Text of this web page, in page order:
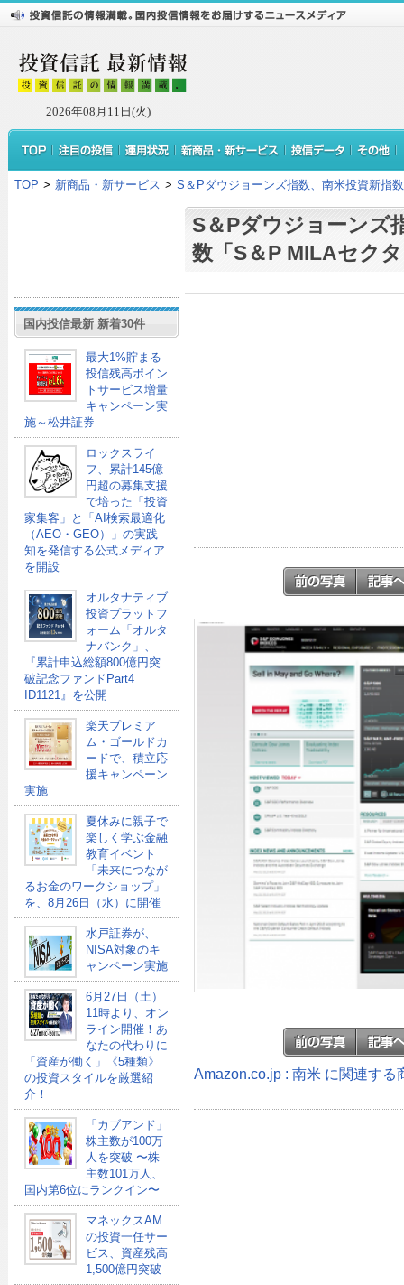
2026年08月11日(火)
TOP > 新商品・新サービス > S＆Pダウジョーンズ指数、南米投資新指
国内投信最新 新着30件
最大1%貯まる
投信残高ポイン
トサービス増量
キャンペーン実
施～松井証券
ロックスライ
フ、累計145億
円超の募集支援
で培った「投資
家集客」と「AI検索最適化
（AEO・GEO）」の実践
知を発信する公式メディア
を開設
オルタナティブ
投資プラットフ
ォーム「オルタ
ナバンク」、
『累計申込総額800億円突
破記念ファンドPart4
ID1121』を公開
楽天プレミア
ム・ゴールドカ
ードで、積立応
援キャンペーン
実施
夏休みに親子で
楽しく学ぶ金融
教育イベント
「未来につなが
るお金のワークショップ」
を、8月26日（水）に開催
水戸証券が、
NISA対象のキ
ャンペーン実施
6月27日（土）
11時より、オン
ライン開催！あ
なたの代わりに
「資産が働く」《5種類》
の投資スタイルを厳選紹
介！
「カブアンド」
株主数が100万
人を突破 〜株
主数101万人、
国内第6位にランクイン〜
マネックスAM
の投資一任サー
ビス、資産残高
1,500億円突破
S＆Pダウジョーンズ
数「S＆P MILAセク
Amazon.co.jp : 南米 に関連する